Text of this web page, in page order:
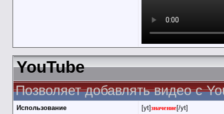
YouTube
Позволяет добавлять видео с
Использование [yt]значение[/yt]